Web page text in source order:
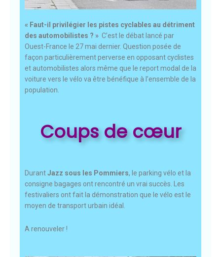
« Faut-il privilégier les pistes cyclables au détriment
des automobilistes ? » C’est le débat lancé par
Ouest-France le 27 mai dernier. Question posée de
façon particulièrement perverse en opposant cyclistes
et automobilistes alors même que le report modal de la
voiture vers le vélo va être bénéfique à l’ensemble de la
population.
Coups de cœur
DurantJazz sous les Pommiers, le parking vélo et la
consigne bagages ont rencontré un vrai succès. Les
festivaliers ont fait la démonstration que le vélo est le
moyen de transport urbain idéal.
A renouveler !